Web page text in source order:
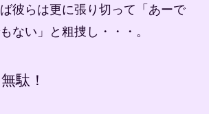
彼らは更に張り切って「あーで
ない」と粗捜し・・・。
駄！